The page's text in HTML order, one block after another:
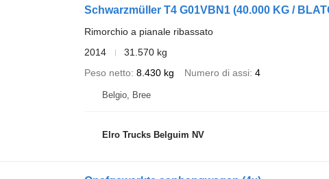
Schwarzmüller T4 G01VBN1 (40.000 KG /
Rimorchio a pianale ribassato
2014
31.570 kg
Peso netto 8.430 kg Numero di assi 4
Belgio, Bree
Elro Trucks Belguim NV